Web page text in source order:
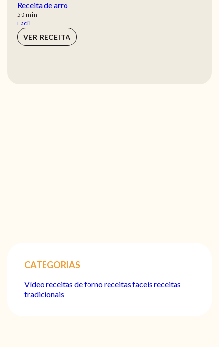
Receita de arro
50min
min
Fácil
VER RECEITA
CATEGORIAS
Vídeoreceitas de fornoreceitas faceis receitas
tradicionais